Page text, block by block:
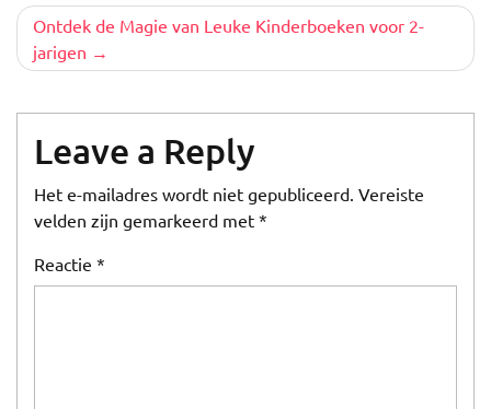
Ontdek de Magie van Leuke Kinderboeken voor 2-
jarigen
Leave a Reply
Het e-mailadres wordt niet gepubliceerd. Vereiste
velden zijn gemarkeerd met *
Reactie *